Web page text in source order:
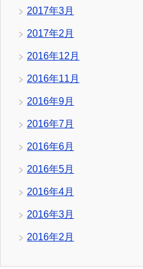
2017年3月
2017年2月
2016年12月
2016年11月
2016年9月
2016年7月
2016年6月
2016年5月
2016年4月
2016年3月
2016年2月